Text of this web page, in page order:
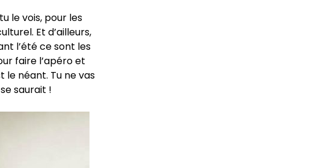
le vois, pour les
Et d’ailleurs,
l’été ce sont les
faire l’apéro et
le néant. Tu ne vas
saurait !